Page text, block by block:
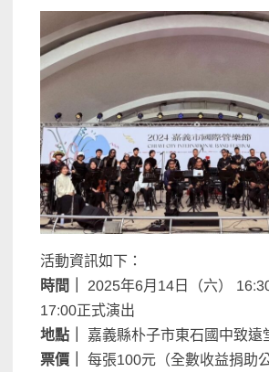
活動資訊如下：
時間｜
2025年6月14日（六）
17:00正式演出
地點｜
嘉義縣朴子市東石國中致遠
票價｜
每張100元（全數收益捐助